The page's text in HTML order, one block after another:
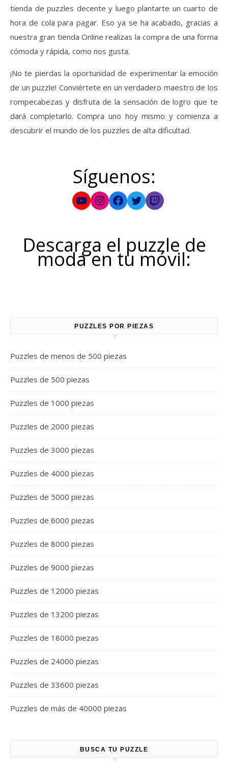
tienda de puzzles decente y luego plantarte un cuarto de
hora de cola para pagar. Eso ya se ha acabado, gracias a
nuestra gran tienda Online realizas la compra de una forma
cómoda y rápida, como nos gusta.
¡No te pierdas la oportunidad de experimentar la emoción
de un puzzle! Conviértete en un verdadero maestro de los
rompecabezas y disfruta de la sensación de logro que te
dará completarlo. Compra uno hoy mismo y comienza a
descubrir el mundo de los puzzles de alta dificultad.
Síguenos:
YouTube
Instagram
Facebook
TwitterTwitch
Descarga el puzzle de
moda en tu móvil:
PUZZLES POR PIEZAS
Puzzles de menos de 500 piezas
Puzzles de 500 piezas
Puzzles de 1000 piezas
Puzzles de 2000 piezas
Puzzles de 3000 piezas
Puzzles de 4000 piezas
Puzzles de 5000 piezas
Puzzles de 6000 piezas
Puzzles de 8000 piezas
Puzzles de 9000 piezas
Puzzles de 12000 piezas
Puzzles de 13200 piezas
Puzzles de 18000 piezas
Puzzles de 24000 piezas
Puzzles de 33600 piezas
Puzzles de más de 40000 piezas
BUSCA TU PUZZLE